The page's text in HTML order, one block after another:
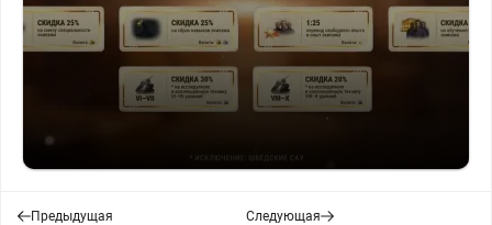
Предыдущая
Следующая